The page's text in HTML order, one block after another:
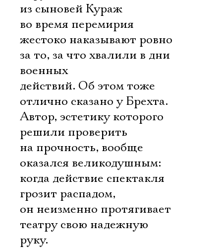
из сыновей Кураж
во время перемирия
жестоко наказывают ровно
за то, за что хвалили в дни
военных
действий. Об этом тоже
отлично сказано у Брехта.
Автор, эстетику которого
решили проверить
на прочность, вообще
оказался великодушным:
когда действие спектакля
грозит распадом,
он неизменно протягивает
театру свою надежную
руку.